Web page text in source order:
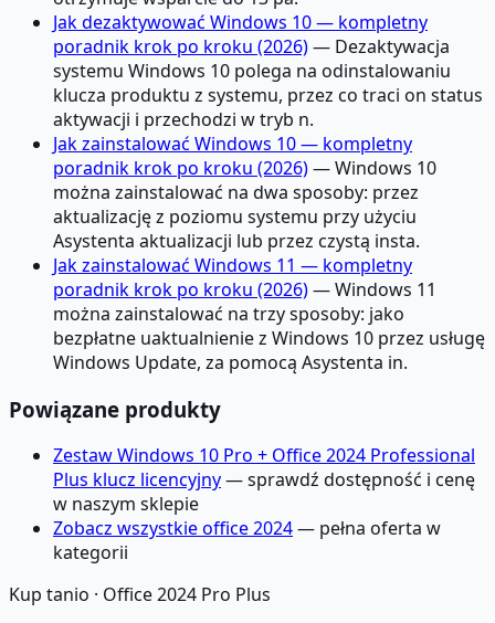
Jak dezaktywować Windows 10 — kompletny
poradnik krok po kroku (2026)— Dezaktywacja
systemu Windows 10 polega na odinstalowaniu
klucza produktu z systemu, przez co traci on status
aktywacji i przechodzi w tryb n.
Jak zainstalować Windows 10 — kompletny
poradnik krok po kroku (2026)— Windows 10
można zainstalować na dwa sposoby: przez
aktualizację z poziomu systemu przy użyciu
Asystenta aktualizacji lub przez czystą insta.
Jak zainstalować Windows 11 — kompletny
poradnik krok po kroku (2026)— Windows 11
można zainstalować na trzy sposoby: jako
bezpłatne uaktualnienie z Windows 10 przez usługę
Windows Update, za pomocą Asystenta in.
Powiązane produkty
Zestaw Windows 10 Pro + Office 2024 Professional
Plus klucz licencyjny— sprawdź dostępność i cenę
w naszym sklepie
Zobacz wszystkie office 2024— pełna oferta w
kategorii
Kup tanio · Office 2024 Pro Plus